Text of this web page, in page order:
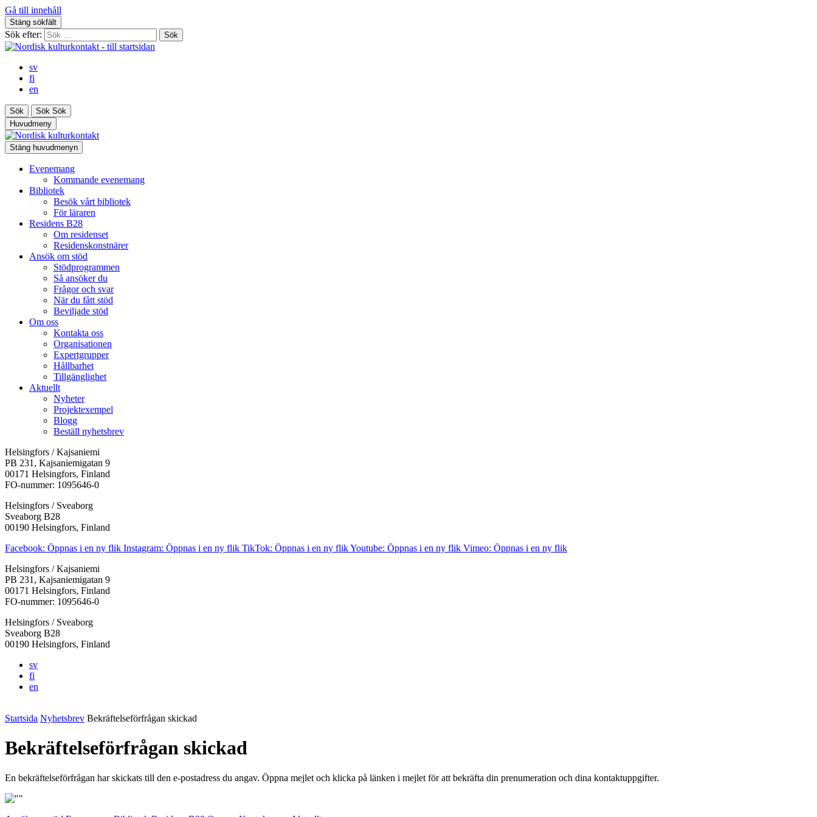
Gå till innehåll
Stäng sökfält
Sök efter:
sv
fi
en
Sök Sök Sök
Huvudmeny
Stäng huvudmenyn
Evenemang
Kommande evenemang
Bibliotek
Besök vårt bibliotek
För läraren
Residens B28
Om residenset
Residenskonstnärer
Ansök om stöd
Stödprogrammen
Så ansöker du
Frågor och svar
När du fått stöd
Beviljade stöd
Om oss
Kontakta oss
Organisationen
Expertgrupper
Hållbarhet
Tillgänglighet
Aktuellt
Nyheter
Projektexempel
Blogg
Beställ nyhetsbrev
Helsingfors / Kajsaniemi
PB 231, Kajsaniemigatan 9
00171 Helsingfors, Finland
FO-nummer: 1095646-0
Helsingfors / Sveaborg
Sveaborg B28
00190 Helsingfors, Finland
Facebook: Öppnas i en ny flik Instagram: Öppnas i en ny flik TikTok: Öppnas i en ny flikYoutube: Öppnas i en ny flik Vimeo: Öppnas i en ny flik
Helsingfors / Kajsaniemi
PB 231, Kajsaniemigatan 9
00171 Helsingfors, Finland
FO-nummer: 1095646-0
Helsingfors / Sveaborg
Sveaborg B28
00190 Helsingfors, Finland
sv
fi
en
Startsida Nyhetsbrev Bekräftelseförfrågan skickad
Bekräftelseförfrågan skickad
En bekräftelseförfrågan har skickats till den e-postadress du angav. Öppna mejlet och klicka på länken i mejlet för att bekräfta din prenumeration och dina kontaktuppgifter.